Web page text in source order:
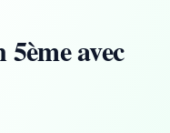
5ème avec